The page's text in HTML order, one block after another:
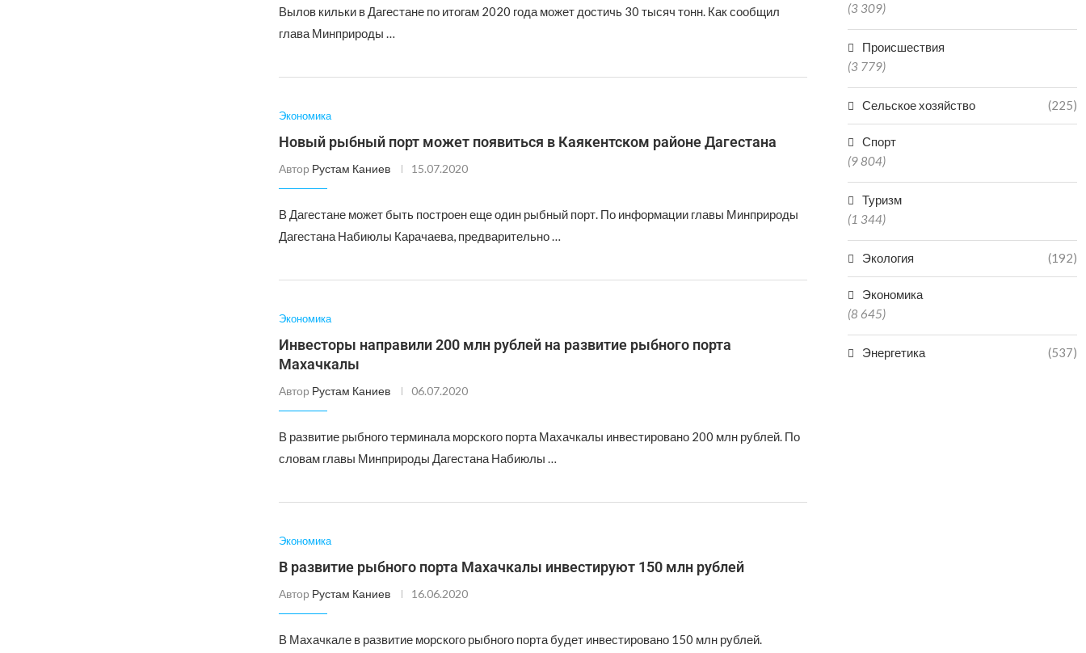
Вылов кильки в Дагестане по итогам 2020 года может достичь 30 тысяч тонн. Как сообщил
глава Минприроды …
Экономика
Новый рыбный порт может появиться в Каякентском районе Дагестана
Автор Рустам Каниев 15.07.2020
В Дагестане может быть построен еще один рыбный порт. По информации главы Минприроды
Дагестана Набиюлы Карачаева, предварительно …
Экономика
Инвесторы направили 200 млн рублей на развитие рыбного порта
Махачкалы
Автор Рустам Каниев 06.07.2020
В развитие рыбного терминала морского порта Махачкалы инвестировано 200 млн рублей. По
словам главы Минприроды Дагестана Набиюлы …
Экономика
В развитие рыбного порта Махачкалы инвестируют 150 млн рублей
Автор Рустам Каниев 16.06.2020
В Махачкале в развитие морского рыбного порта будет инвестировано 150 млн рублей.
(3 309)
Происшествия
(3 779)
Сельское хозяйство (225)
Спорт
(9 804)
Туризм
(1 344)
Экология (192)
Экономика
(8 645)
Энергетика (537)